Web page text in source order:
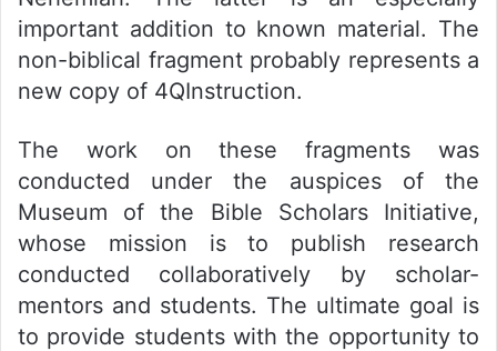
important addition to known material. The
non-biblical fragment probably represents a
new copy of 4QInstruction.
The work on these fragments was
conducted under the auspices of the
Museum of the Bible Scholars Initiative,
whose mission is to publish research
conducted collaboratively by scholar-
mentors and students. The ultimate goal is
to provide students with the opportunity to